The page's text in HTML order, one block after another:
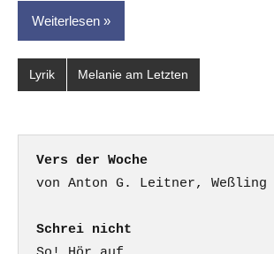
Weiterlesen
Lyrik Melanie am Letzten
Vers der Woche
Schrei nicht